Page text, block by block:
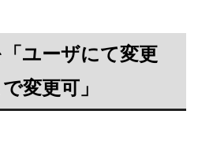
ユーザにて変更
変更可」